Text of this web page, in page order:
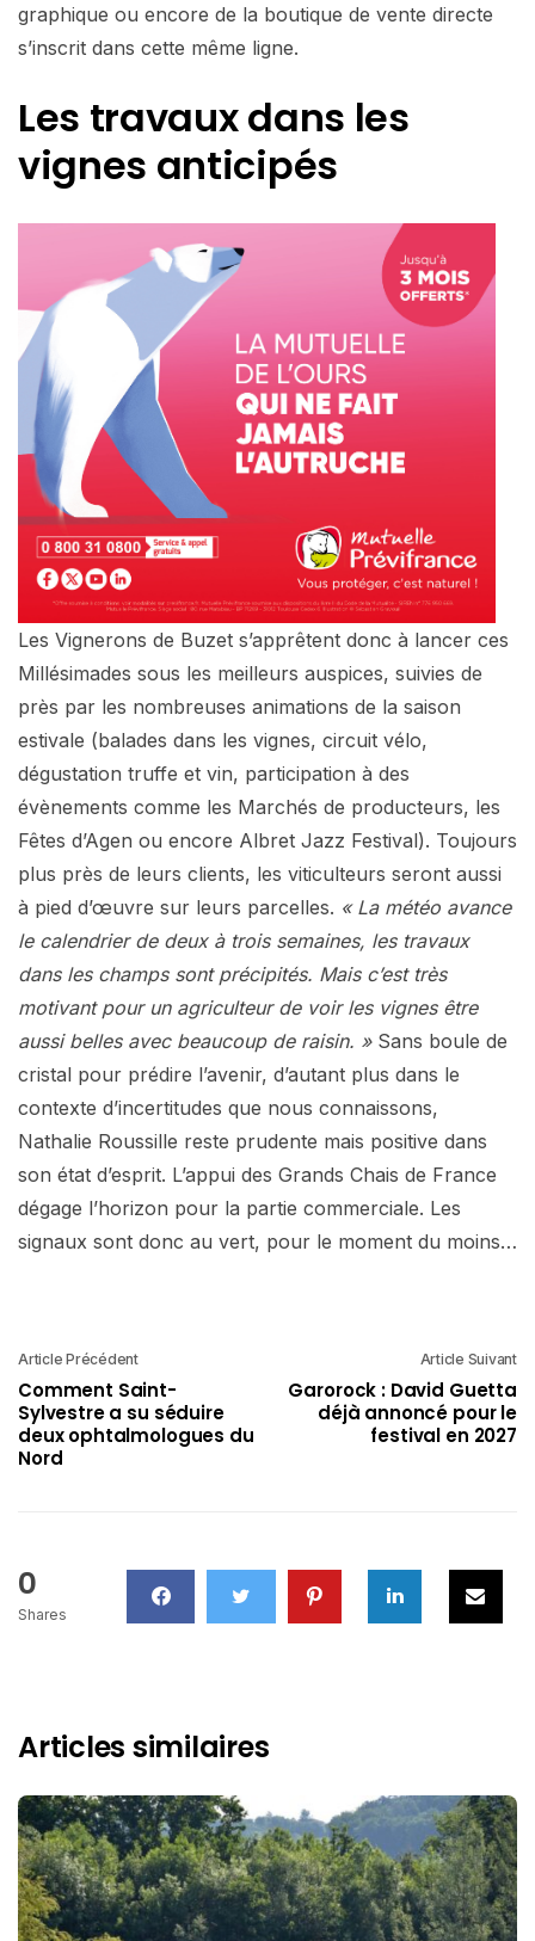
graphique ou encore de la boutique de vente directe
s’inscrit dans cette même ligne.
Les travaux dans les
vignes anticipés
Les Vignerons de Buzet s’apprêtent donc à lancer ces
Millésimades sous les meilleurs auspices, suivies de
près par les nombreuses animations de la saison
estivale (balades dans les vignes, circuit vélo,
dégustation truffe et vin, participation à des
évènements comme les Marchés de producteurs, les
Fêtes d’Agen ou encore Albret Jazz Festival). Toujours
plus près de leurs clients, les viticulteurs seront aussi
à pied d’œuvre sur leurs parcelles. « La météo avance
le calendrier de deux à trois semaines, les travaux
dans les champs sont précipités. Mais c’est très
motivant pour un agriculteur de voir les vignes être
aussi belles avec beaucoup de raisin. »Sans boule de
cristal pour prédire l’avenir, d’autant plus dans le
contexte d’incertitudes que nous connaissons,
Nathalie Roussille reste prudente mais positive dans
son état d’esprit. L’appui des Grands Chais de France
dégage l’horizon pour la partie commerciale. Les
signaux sont donc au vert, pour le moment du moins…
Article Précédent
Comment Saint-
Sylvestre a su séduire
deux ophtalmologues du
Nord
Article Suivant
Garorock : David Guetta
déjà annoncé pour le
festival en 2027
0
Shares
Articles similaires